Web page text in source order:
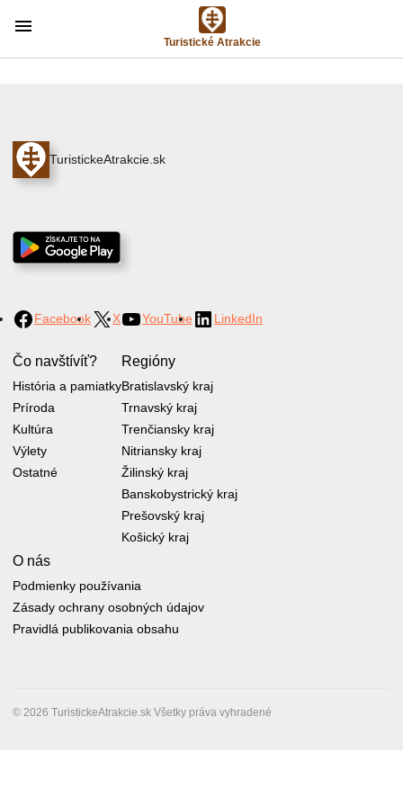
menu
Turistické Atrakcie
TuristickeAtrakcie.sk
Facebook X YouTube LinkedIn
Čo navštívíť?
História a pamiatky
Príroda
Kultúra
Výlety
Ostatné
Regióny
Bratislavský kraj
Trnavský kraj
Trenčiansky kraj
Nitriansky kraj
Žilinský kraj
Banskobystrický kraj
Prešovský kraj
Košický kraj
O nás
Podmienky používania
Zásady ochrany osobných údajov
Pravidlá publikovania obsahu
© 2026 TuristickeAtrakcie.sk Všetky práva vyhradené